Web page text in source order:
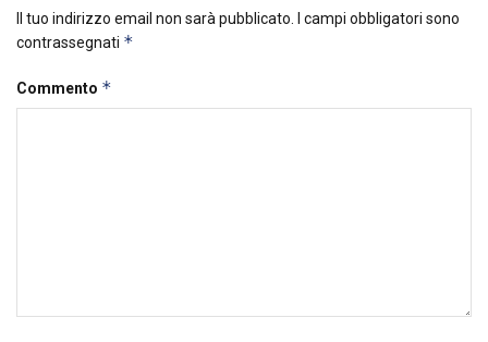
Il tuo indirizzo email non sarà pubblicato.
I campi obbligatori sono
contrassegnati *
Commento *